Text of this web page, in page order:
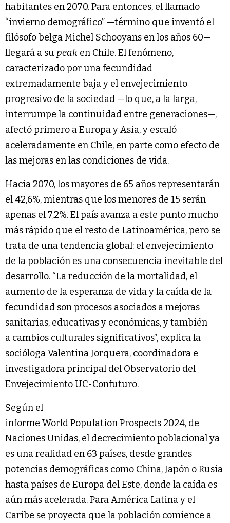
habitantes en 2070. Para entonces, el llamado
“invierno demográfico” —término que inventó el
filósofo belga Michel Schooyans en los años 60—
llegará a su peak en Chile. El fenómeno,
caracterizado por una fecundidad
extremadamente baja y el envejecimiento
progresivo de la sociedad —lo que, a la larga,
interrumpe la continuidad entre generaciones—,
afectó primero a Europa y Asia, y escaló
aceleradamente en Chile, en parte como efecto de
las mejoras en las condiciones de vida.
Hacia 2070, los mayores de 65 años representarán
el 42,6%, mientras que los menores de 15 serán
apenas el 7,2%. El país avanza a este punto mucho
más rápido que el resto de Latinoamérica, pero se
trata de una tendencia global: el envejecimiento
de la población es una consecuencia inevitable del
desarrollo. “La reducción de la mortalidad, el
aumento de la esperanza de vida y la caída de la
fecundidad son procesos asociados a mejoras
sanitarias, educativas y económicas, y también
a cambios culturales significativos”, explica la
socióloga Valentina Jorquera, coordinadora e
investigadora principal del Observatorio del
Envejecimiento UC-Confuturo.
Según el
informe World Population Prospects 2024, de
Naciones Unidas, el decrecimiento poblacional ya
es una realidad en 63 países, desde grandes
potencias demográficas como China, Japón o Rusia
hasta países de Europa del Este, donde la caída es
aún más acelerada. Para América Latina y el
Caribe se proyecta que la población comience a